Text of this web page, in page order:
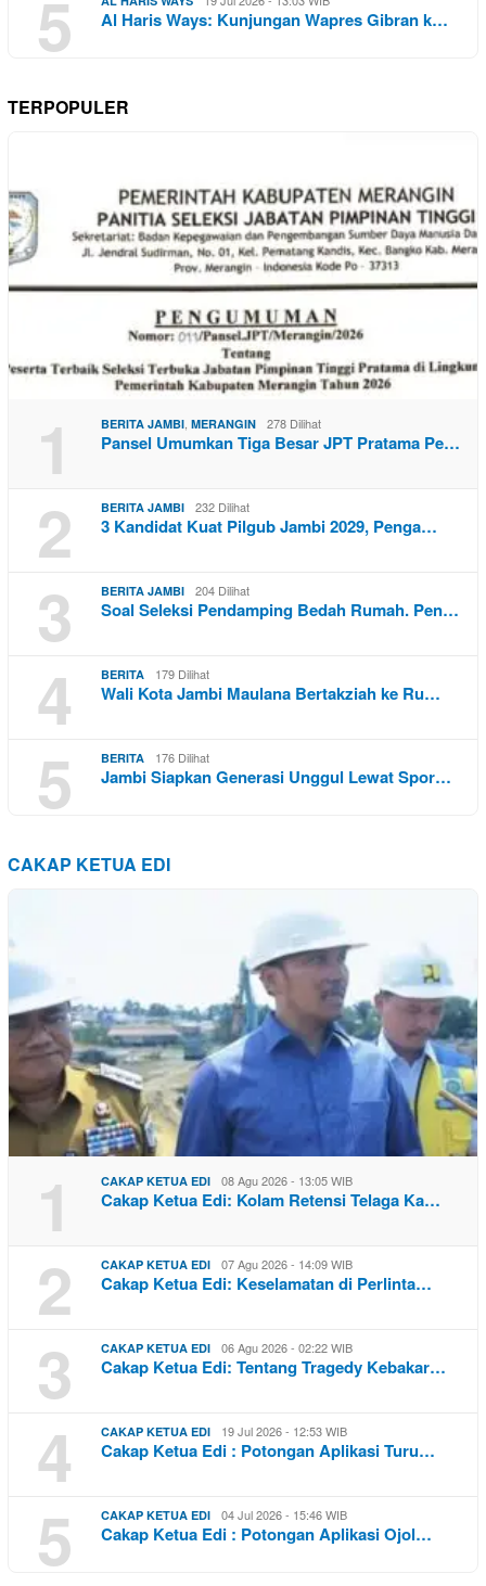
5 Al Haris Ways: Kunjungan Wapres Gibran k…
TERPOPULER
1 BERITA JAMBI MERANGIN 278 Dilihat
Pansel Umumkan Tiga Besar JPT Pratama Pe…
2 BERITA JAMBI 232 Dilihat
3 Kandidat Kuat Pilgub Jambi 2029, Penga…
3 BERITA JAMBI 204 Dilihat
Soal Seleksi Pendamping Bedah Rumah. Pen…
4 BERITA 179 Dilihat
Wali Kota Jambi Maulana Bertakziah ke Ru…
5 BERITA 176 Dilihat
Jambi Siapkan Generasi Unggul Lewat Spor…
CAKAP KETUA EDI
1 CAKAP KETUA EDI 08 Agu 2026 - 13:05 WIB
Cakap Ketua Edi: Kolam Retensi Telaga Ka…
2 CAKAP KETUA EDI 07 Agu 2026 - 14:09 WIB
Cakap Ketua Edi: Keselamatan di Perlinta…
3 CAKAP KETUA EDI 06 Agu 2026 - 02:22 WIB
Cakap Ketua Edi: Tentang Tragedy Kebakar…
4 CAKAP KETUA EDI 19 Jul 2026 - 12:53 WIB
Cakap Ketua Edi : Potongan Aplikasi Turu…
5 CAKAP KETUA EDI 04 Jul 2026 - 15:46 WIB
Cakap Ketua Edi : Potongan Aplikasi Ojol…